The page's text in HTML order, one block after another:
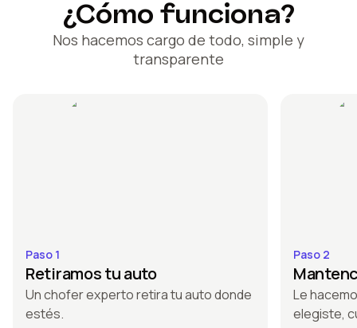
¿Cómo funciona?
Nos hacemos cargo de todo, simple y
transparente
Paso 1
Retiramos tu auto
Un chofer experto retira tu auto donde
estés.
Paso 2
Le
elegiste,